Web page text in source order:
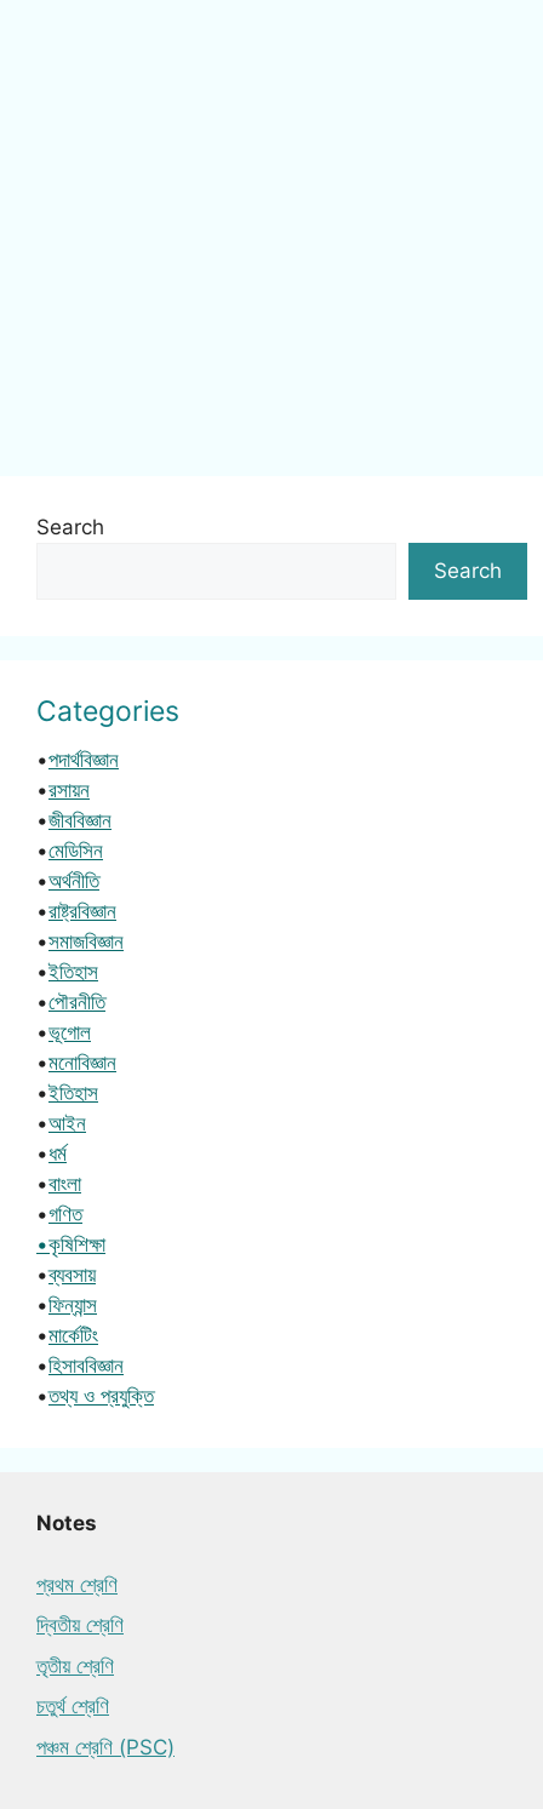
Search
Search
Categories
•পদার্থবিজ্ঞান
•রসায়ন
•জীববিজ্ঞান
•মেডিসিন
•অর্থনীতি
•রাষ্ট্রবিজ্ঞান
•সমাজবিজ্ঞান
•ইতিহাস
•পৌরনীতি
•ভূগোল
•মনোবিজ্ঞান
•ইতিহাস
•আইন
•ধর্ম
•বাংলা
•গণিত
•কৃষিশিক্ষা
•ব্যবসায়
•ফিন্যান্স
•মার্কেটিং
•হিসাববিজ্ঞান
•তথ্য ও প্রযুক্তি
Notes
প্রথম শ্রেণি
দ্বিতীয় শ্রেণি
তৃতীয় শ্রেণি
চতুর্থ শ্রেণি
পঞ্চম শ্রেণি (PSC)